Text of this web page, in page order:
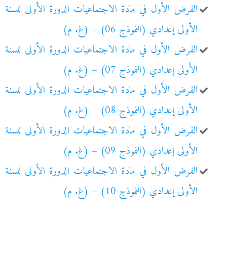
الفرض الأول في مادة الاجتماعيات الدورة الأولى للسنة
الأولى إعدادي (النموذج 06) – (غ. م)
الفرض الأول في مادة الاجتماعيات الدورة الأولى للسنة
الأولى إعدادي (النموذج 07) – (غ. م)
الفرض الأول في مادة الاجتماعيات الدورة الأولى للسنة
الأولى إعدادي (النموذج 08) – (غ. م)
الفرض الأول في مادة الاجتماعيات الدورة الأولى للسنة
الأولى إعدادي (النموذج 09) – (غ. م)
الفرض الأول في مادة الاجتماعيات الدورة الأولى للسنة
الأولى إعدادي (النموذج 10) – (غ. م)